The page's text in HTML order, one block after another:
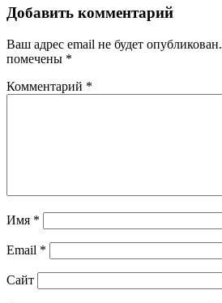
Добавить комментарий
Ваш адрес email не будет опубликован.
помечены *
Комментарий *
Имя *
Email *
Сайт